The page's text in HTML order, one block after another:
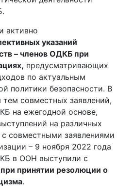
активно
указаний
– членов ОДКБ при
предусматривающих
по актуальным
политики безопасности. В
совместных заявлений,
на ежегодной основе,
на различных
совместными заявлениями
– 9 ноября 2022 года
в ООН выступили с
принятии резолюции о
.